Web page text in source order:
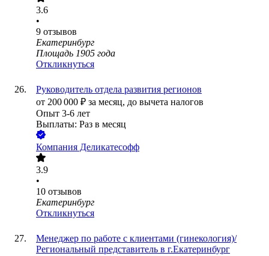
3.6
•
9 отзывов
Екатеринбург
Площадь 1905 года
Откликнуться
Руководитель отдела развития регионов
от 200 000 ₽ за месяц, до вычета налогов
Опыт 3-6 лет
Выплаты: Раз в месяц
Компания Деликатесофф
3.9
•
10 отзывов
Екатеринбург
Откликнуться
Менеджер по работе с клиентами (гинекология)/
Региональный представитель в г.Екатеринбург